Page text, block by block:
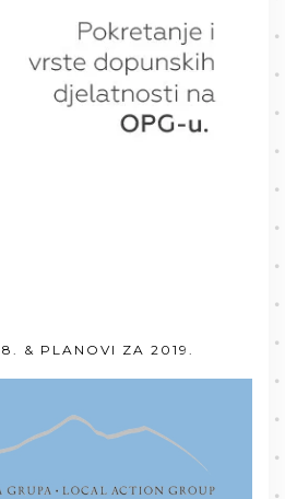
& PLANOVI ZA 2019.